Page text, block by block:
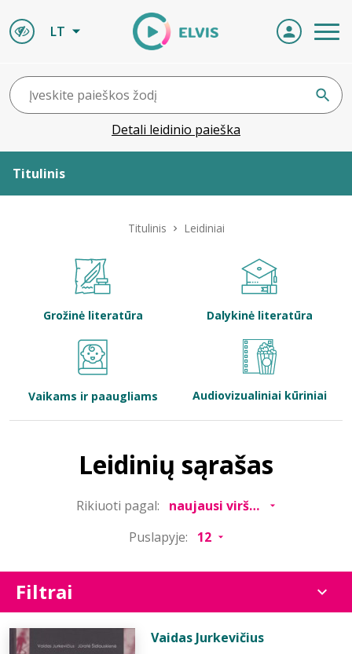
LT
Detali leidinio paieška
Titulinis
Bibliotekoms
Titulinis Leidiniai
Grožinė literatūra Dalykinė literatūra
Vaikams ir paaugliams Audiovizualiniai kūriniai
Leidinių sąrašas
Rikiuoti pagal:
Puslapyje:
Filtrai
Vaidas Jurkevičius